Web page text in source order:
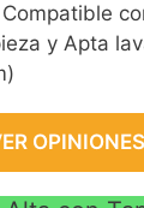
y Apta
OPINIONES